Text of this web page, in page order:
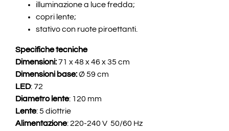
illuminazione a luce fredda;
copri lente;
stativo con ruote piroettanti.
Specifiche tecniche
Dimensioni:71 x 48 x 46 x 35 cm
Dimensioni base:Ø 59 cm
LED: 72
Diametro lente: 120 mm
Lente: 5 diottrie
Alimentazione: 220-240 V 50/60 Hz